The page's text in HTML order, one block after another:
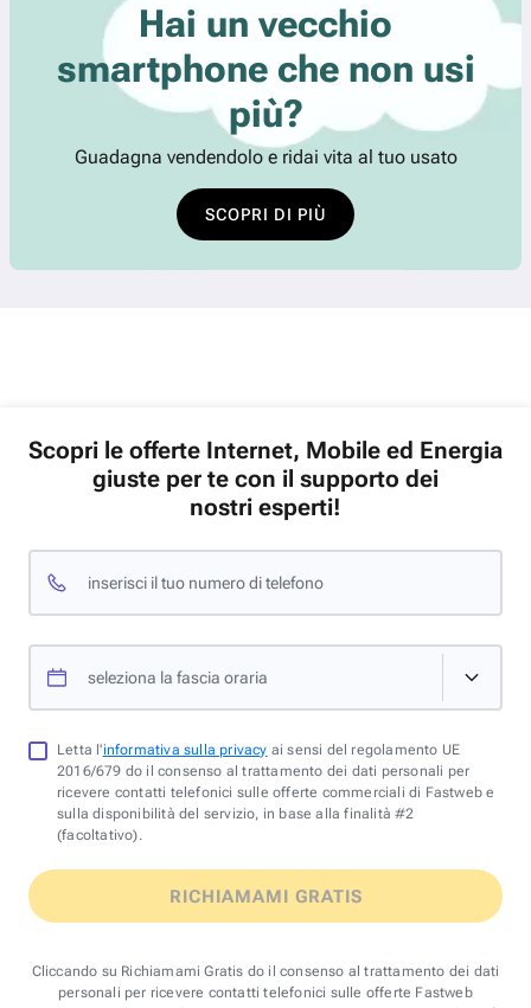
Hai un vecchio
smartphone che non usi
più?
Guadagna vendendolo e ridai vita al tuo usato
SCOPRI DI PIÙ
Scopri le offerte Internet, Mobile ed Energia
giuste per te con il supporto dei
nostri esperti!
inserisci il tuo numero di telefono
seleziona la fascia oraria
Letta l'informativa sulla privacy ai sensi del regolamento UE
2016/679 do il consenso al trattamento dei dati personali per
ricevere contatti telefonici sulle offerte commerciali di Fastweb e
sulla disponibilità del servizio, in base alla finalità #2
(facoltativo).
RICHIAMAMI GRATIS
Cliccando su Richiamami Gratis do il consenso al trattamento dei dati
personali per ricevere contatti telefonici sulle offerte Fastweb